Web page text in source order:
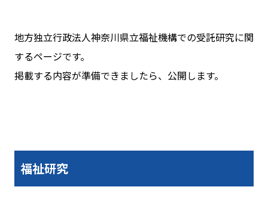
地方独立行政法人神奈川県立福祉機構での受託研究に関
するページです。
掲載する内容が準備できましたら、公開します。
福祉研究